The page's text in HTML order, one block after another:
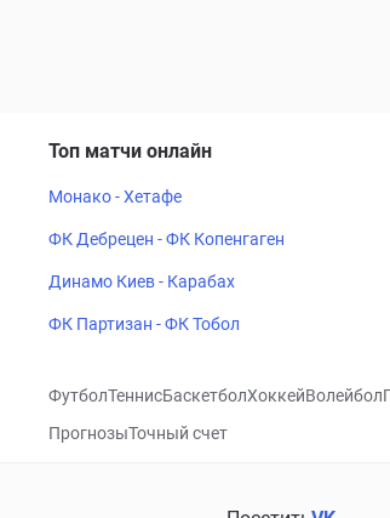
Топ матчи онлайн
Монако - Хетафе
ФК Дебрецен - ФК Копенгаген
Динамо Киев - Карабах
ФК Партизан - ФК Тобол
ФутболТеннисБаскетболХоккейВолейбол
ПрогнозыТочный счет